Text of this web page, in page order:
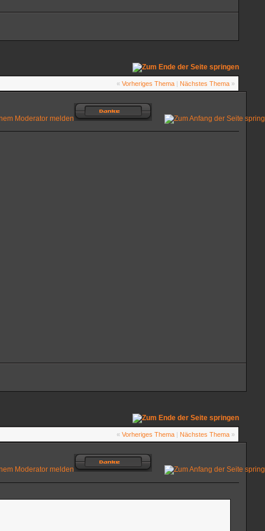
« Vorheriges Thema | Nächstes Thema »
« Vorheriges Thema | Nächstes Thema »